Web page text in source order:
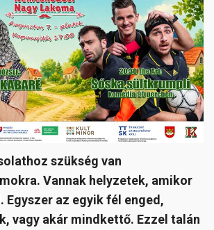
szükség van
Vannak helyzetek, amikor
Egyszer az egyik fél enged,
vagy akár mindkettő. Ezzel talán